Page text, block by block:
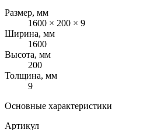
Размер, мм
1600 × 200 × 9
Ширина, мм
1600
Высота, мм
200
Толщина, мм
9
Основные характеристики
Артикул